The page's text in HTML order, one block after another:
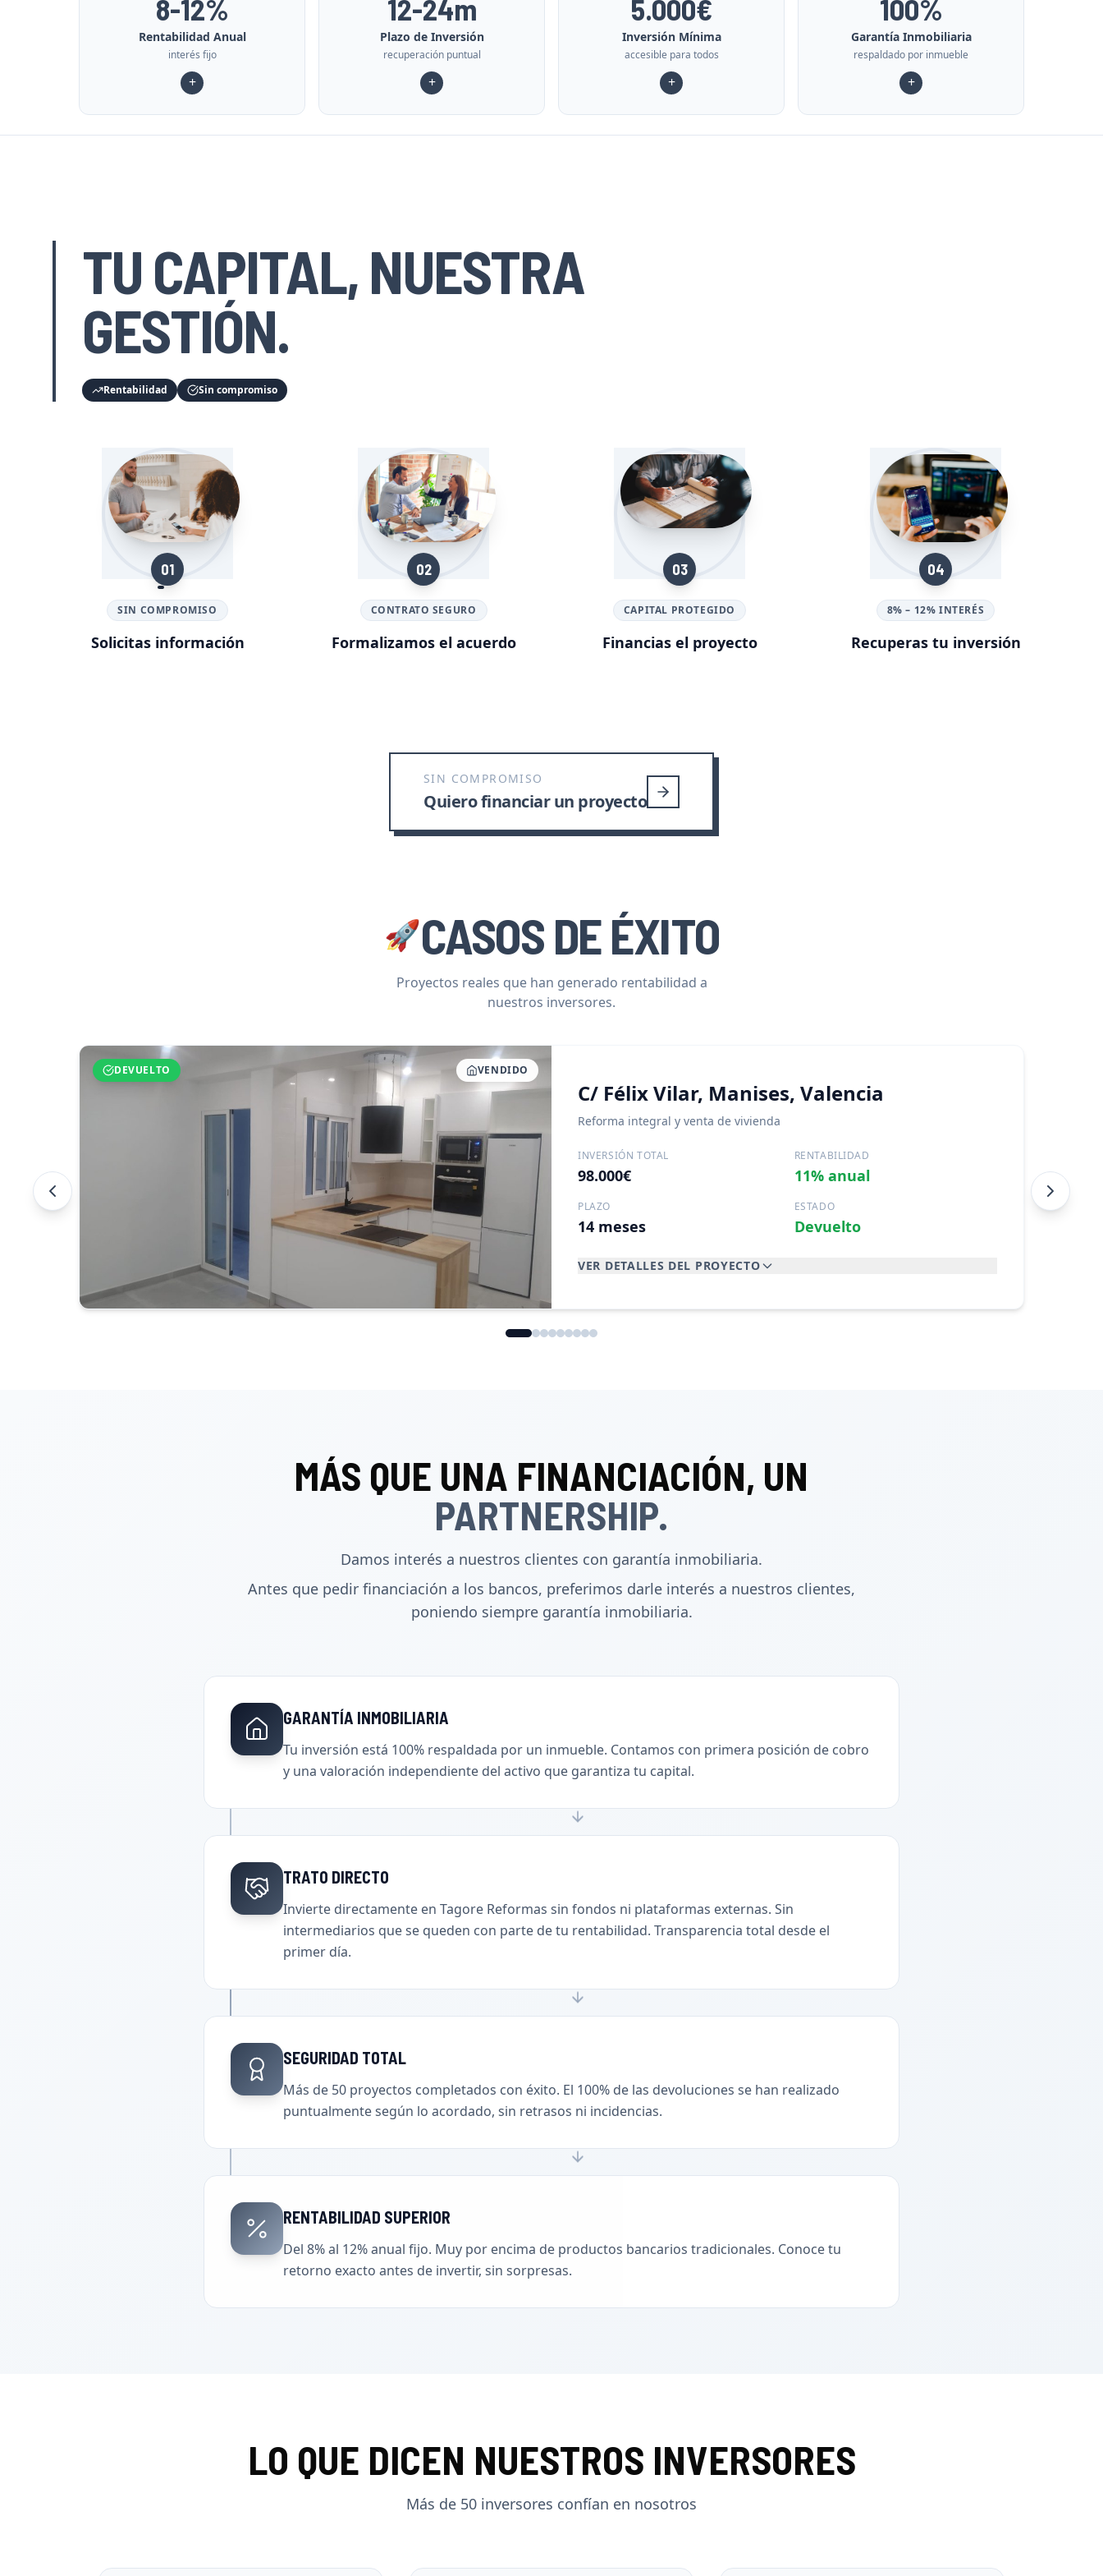
8-12%
Rentabilidad Anual
interés fijo
+
12-24m
Plazo de Inversión
recuperación puntual
+
5.000€
Inversión Mínima
accesible para todos
+
100%
Garantía Inmobiliaria
respaldado por inmueble
+
TU CAPITAL, NUESTRA
GESTIÓN.
Rentabilidad Sin compromiso
01
SIN COMPROMISO
Solicitas información
02
CONTRATO SEGURO
Formalizamos el acuerdo
03
CAPITAL PROTEGIDO
Financias el proyecto
04
8% – 12% INTERÉS
Recuperas tu inversión
SIN COMPROMISO
Quiero financiar un proyecto
🚀CASOS DE ÉXITO
Proyectos reales que han generado rentabilidad a
nuestros inversores.
DEVUELTO VENDIDO
C/ Félix Vilar, Manises, Valencia
Reforma integral y venta de vivienda
INVERSIÓN TOTAL
98.000€
RENTABILIDAD
11% anual
PLAZO
14 meses
ESTADO
Devuelto
VER DETALLES DEL PROYECTO
MÁS QUE UNA FINANCIACIÓN, UN
PARTNERSHIP.
Damos interés a nuestros clientes con garantía inmobiliaria.
Antes que pedir financiación a los bancos, preferimos darle interés a nuestros clientes,
poniendo siempre garantía inmobiliaria.
GARANTÍA INMOBILIARIA
Tu inversión está 100% respaldada por un inmueble. Contamos con primera posición de cobro
y una valoración independiente del activo que garantiza tu capital.
TRATO DIRECTO
Invierte directamente en Tagore Reformas sin fondos ni plataformas externas. Sin
intermediarios que se queden con parte de tu rentabilidad. Transparencia total desde el
primer día.
SEGURIDAD TOTAL
Más de 50 proyectos completados con éxito. El 100% de las devoluciones se han realizado
puntualmente según lo acordado, sin retrasos ni incidencias.
RENTABILIDAD SUPERIOR
Del 8% al 12% anual fijo. Muy por encima de productos bancarios tradicionales. Conoce tu
retorno exacto antes de invertir, sin sorpresas.
LO QUE DICEN NUESTROS INVERSORES
Más de 50 inversores confían en nosotros